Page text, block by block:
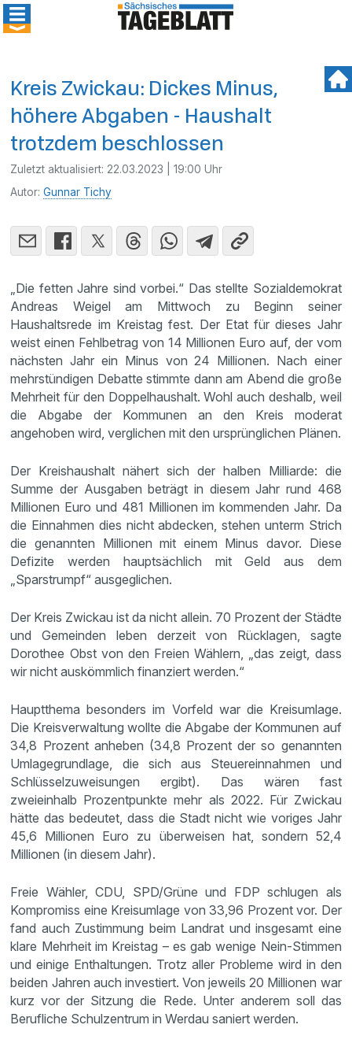
Kreis Zwickau: Dickes Minus,
höhere Abgaben - Haushalt
trotzdem beschlossen
Zuletzt aktualisiert: 22.03.2023 | 19:00 Uhr
Autor:Gunnar Tichy
„Die fetten Jahre sind vorbei.“ Das stellte Sozialdemokrat
Andreas Weigel am Mittwoch zu Beginn seiner
Haushaltsrede im Kreistag fest. Der Etat für dieses Jahr
weist einen Fehlbetrag von 14 Millionen Euro auf, der vom
nächsten Jahr ein Minus von 24 Millionen. Nach einer
mehrstündigen Debatte stimmte dann am Abend die große
Mehrheit für den Doppelhaushalt. Wohl auch deshalb, weil
die Abgabe der Kommunen an den Kreis moderat
angehoben wird, verglichen mit den ursprünglichen Plänen.
Der Kreishaushalt nähert sich der halben Milliarde: die
Summe der Ausgaben beträgt in diesem Jahr rund 468
Millionen Euro und 481 Millionen im kommenden Jahr. Da
die Einnahmen dies nicht abdecken, stehen unterm Strich
die genannten Millionen mit einem Minus davor. Diese
Defizite werden hauptsächlich mit Geld aus dem
„Sparstrumpf“ ausgeglichen.
Der Kreis Zwickau ist da nicht allein. 70 Prozent der Städte
und Gemeinden leben derzeit von Rücklagen, sagte
Dorothee Obst von den Freien Wählern, „das zeigt, dass
wir nicht auskömmlich finanziert werden.“
Hauptthema besonders im Vorfeld war die Kreisumlage.
Die Kreisverwaltung wollte die Abgabe der Kommunen auf
34,8 Prozent anheben (34,8 Prozent der so genannten
Umlagegrundlage, die sich aus Steuereinnahmen und
Schlüsselzuweisungen ergibt). Das wären fast
zweieinhalb Prozentpunkte mehr als 2022. Für Zwickau
hätte das bedeutet, dass die Stadt nicht wie voriges Jahr
45,6 Millionen Euro zu überweisen hat, sondern 52,4
Millionen (in diesem Jahr).
Freie Wähler, CDU, SPD/Grüne und FDP schlugen als
Kompromiss eine Kreisumlage von 33,96 Prozent vor. Der
fand auch Zustimmung beim Landrat und insgesamt eine
klare Mehrheit im Kreistag – es gab wenige Nein-Stimmen
und einige Enthaltungen. Trotz aller Probleme wird in den
beiden Jahren auch investiert. Von jeweils 20 Millionen war
kurz vor der Sitzung die Rede. Unter anderem soll das
Berufliche Schulzentrum in Werdau saniert werden.